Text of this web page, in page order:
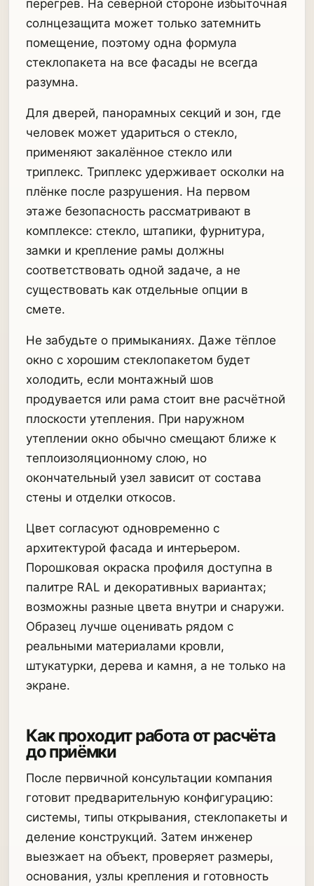
перегрев. На северной стороне избыточная
солнцезащита может только затемнить
помещение, поэтому одна формула
стеклопакета на все фасады не всегда
разумна.
Для дверей, панорамных секций и зон, где
человек может удариться о стекло,
применяют закалённое стекло или
триплекс. Триплекс удерживает осколки на
плёнке после разрушения. На первом
этаже безопасность рассматривают в
комплексе: стекло, штапики, фурнитура,
замки и крепление рамы должны
соответствовать одной задаче, а не
существовать как отдельные опции в
смете.
Не забудьте о примыканиях. Даже тёплое
окно с хорошим стеклопакетом будет
холодить, если монтажный шов
продувается или рама стоит вне расчётной
плоскости утепления. При наружном
утеплении окно обычно смещают ближе к
теплоизоляционному слою, но
окончательный узел зависит от состава
стены и отделки откосов.
Цвет согласуют одновременно с
архитектурой фасада и интерьером.
Порошковая окраска профиля доступна в
палитре RAL и декоративных вариантах;
возможны разные цвета внутри и снаружи.
Образец лучше оценивать рядом с
реальными материалами кровли,
штукатурки, дерева и камня, а не только на
экране.
Как проходит работа от расчёта
до приёмки
После первичной консультации компания
готовит предварительную конфигурацию:
системы, типы открывания, стеклопакеты и
деление конструкций. Затем инженер
выезжает на объект, проверяет размеры,
основания, узлы крепления и готовность